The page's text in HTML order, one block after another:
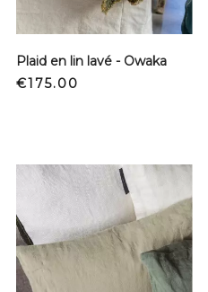
Plaid en lin lavé - Owaka
Price
€175.00